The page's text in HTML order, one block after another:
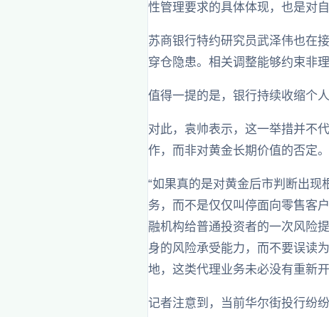
性管理要求的具体体现，也是对
苏商银行特约研究员武泽伟也在
穿仓隐患。相关调整能够约束非
值得一提的是，银行持续收缩个
对此，袁帅表示，这一举措并不
作，而非对黄金长期价值的否定。
“如果真的是对黄金后市判断出
务，而不是仅仅叫停面向零售客
融机构给普通投资者的一次风险
身的风险承受能力，而不要误读
地，这类代理业务未必没有重新
记者注意到，当前华尔街投行纷